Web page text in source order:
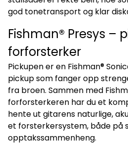
god tonetransport og klar
Fishman® Presys –
forforsterker
Pickupen er en Fishman®
pickup som fanger opp
fra broen. Sammen med
forforsterkeren har du et
hente ut gitarens naturlige,
et forsterkersystem, både på
opptakssammenheng.